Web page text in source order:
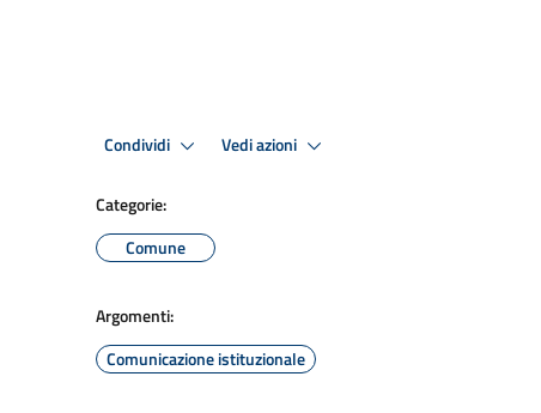
Condividi Vedi azioni
Categorie:
Comune
Argomenti:
Comunicazione istituzionale